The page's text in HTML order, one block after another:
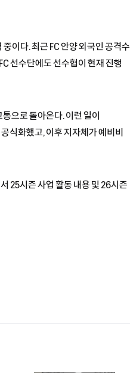
이다. 최근 FC 안양 외국인 공격수
선수단에도 선수협이 현재 진행
으로 돌아온다. 이런 일이
식화했고, 이후 지자체가 예비비
25시즌 사업 활동 내용 및 26시즌